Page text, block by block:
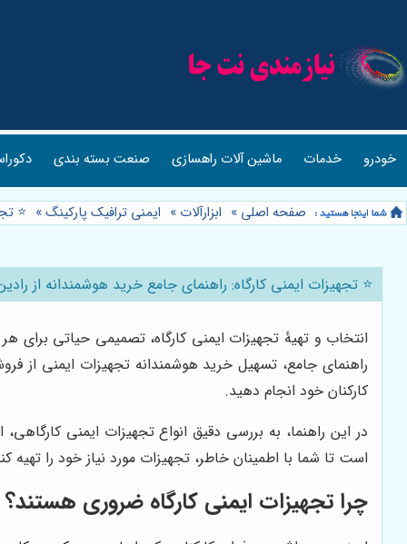
خودرو خدمات ماشین آلات راهسازی صنعت بسته بندی
صفحه اصلی » ابزارآلات » ایمنی ترافیک پارکینگ»
⭐️
⭐️ تجهیزات ایمنی کارگاه: راهنمای جامع خرید هوشمندانه از
انتخاب و تهیۀ تجهیزات ایمنی کارگاه، تصمیمی حیاتی برای
راهنمای جامع، تسهیل خرید هوشمندانه تجهیزات ایمنی از
کارکنان خود انجام دهید.
در این راهنما، به بررسی دقیق انواع تجهیزات ایمنی
است تا شما با اطمینان خاطر، تجهیزات مورد نیاز خود را
چرا تجهیزات ایمنی کارگاه ضروری هستند؟